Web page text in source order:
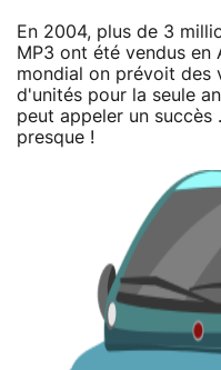
En 2004, plus de 3
MP3 ont été vendus en
mondial on prévoit des
d'unités pour la seule
peut appeler un succès
presque !